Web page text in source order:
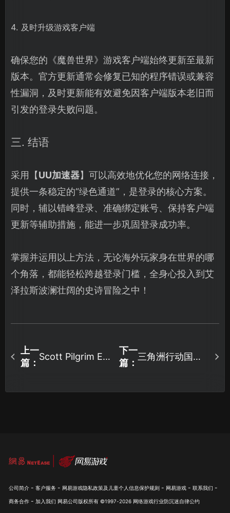
4. 及时升级游戏客户端
确保您的《魔兽世界》游戏客户端始终更新至最新
版本。官方更新通常会修复已知的程序错误或兼容
性漏洞，及时更新能有效避免因客户端版本老旧而
引发的登录失败问题。
三. 结语
采用【UU加速器】可以高效地优化您的网络连接，
提供一条稳定的“绿色通道”，是登录的核心方案。
同时，辅以错峰登录、准确绑定账号、保持客户端
更新等辅助措施，能进一步巩固登录成功率。
掌握并运用以上方法，无论海外玩家身在世界的哪
个角落，都能轻松跨越登录门槛，全身心投入到艾
泽拉斯波澜壮阔的史诗冒险之中！
上一
篇：
Scott Pilgrim EX
玩不延迟，UU加
下一
篇：
三角洲行动国服
迟问题？
公司简介 - 客户服务 - 网易游戏隐私政策及儿童个人信息保护规则 - 网易游戏 - 联系我们 -
商务合作 - 加入我们 网易公司版权所有 ©1997-2026 网络游戏行业防沉迷自律公约